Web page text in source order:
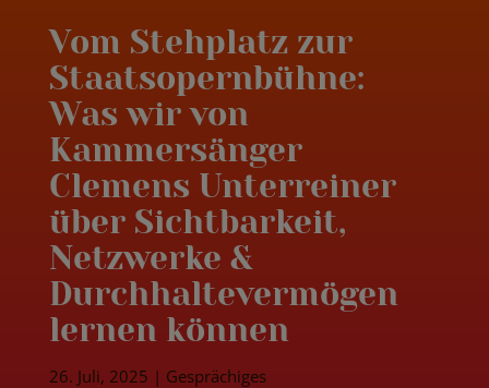
Vom Stehplatz zur
Staatsopernbühne:
Was wir von
Kammersänger
Clemens Unterreiner
über Sichtbarkeit,
Netzwerke &
Durchhaltevermögen
lernen können
26. Juli, 2025 | Gesprächiges